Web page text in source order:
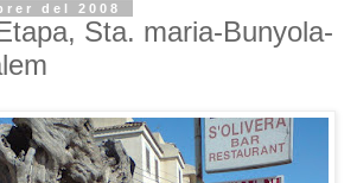
del 2008
Sta. maria-Bunyola-